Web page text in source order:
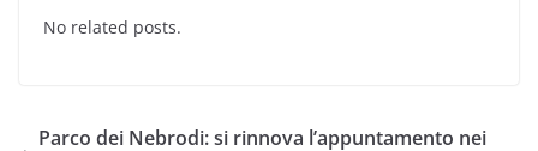
No related posts.
Parco dei Nebrodi: si rinnova l’appuntamento nei